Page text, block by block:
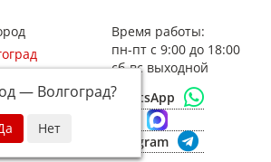
— Волгоград?
Время работы:
пн-пт с 9:00 до 18:00
сб-вс выходной
WhatsApp
Telegram